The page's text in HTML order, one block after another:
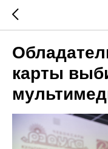
карты